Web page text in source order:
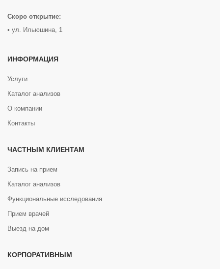
Скоро открытие:
• ул. Ильюшина, 1
ИНФОРМАЦИЯ
Услуги
Каталог анализов
О компании
Контакты
ЧАСТНЫМ КЛИЕНТАМ
Запись на прием
Каталог анализов
Функциональные исследования
Прием врачей
Выезд на дом
КОРПОРАТИВНЫМ